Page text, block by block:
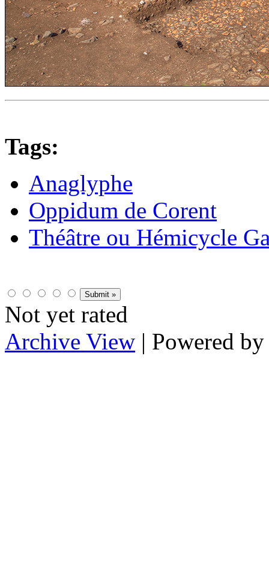
Tags:
Anaglyphe
Oppidum de Corent
Théâtre ou Hémicycle
Not yet rated
Archive View | Powered